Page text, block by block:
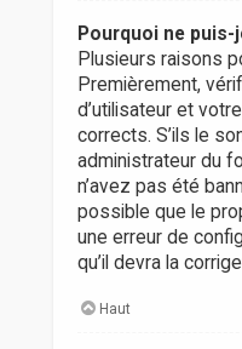
Pourquoi ne
Plusieurs raisons
Premièrement,
d’utilisateur et
corrects. S’ils le
administrateur du
n’avez pas été
possible que le
une erreur de
qu’il devra la
Haut